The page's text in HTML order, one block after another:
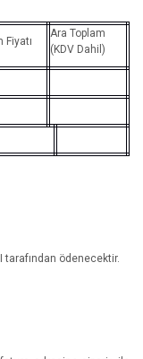
Fiyatı
Ara Toplam
(KDV Dahil)
tarafından ödenecektir.